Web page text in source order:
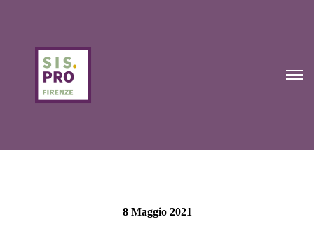
8 Maggio 2021